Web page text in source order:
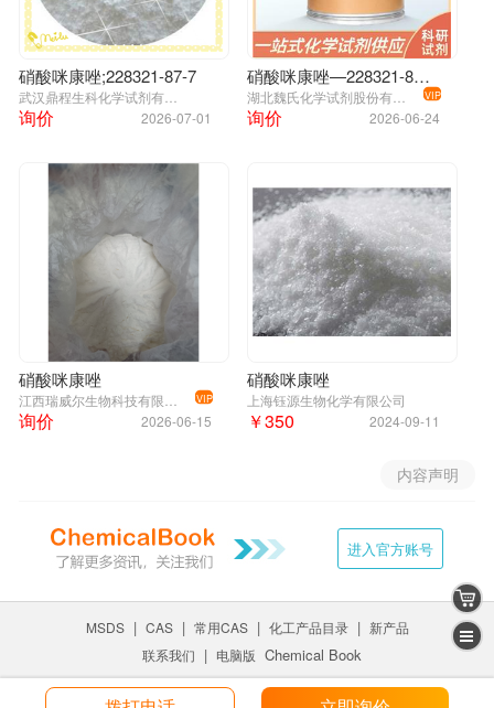
硝酸咪康唑;228321-87-7
2026-07-01
询价
硝酸咪康唑—228321-87-7
湖北魏氏化学试剂股份有限公司 VIP
2026-06-24
询价
硝酸咪康唑
VIP
2026-06-15
询价
硝酸咪康唑
上海钰源生物化学有限公司
2024-09-11
￥350
内容声明
进入官方账号
MSDS | CAS | 常用CAS | 化工产品目录 | 新产品
联系我们 | 电脑版 Chemical Book